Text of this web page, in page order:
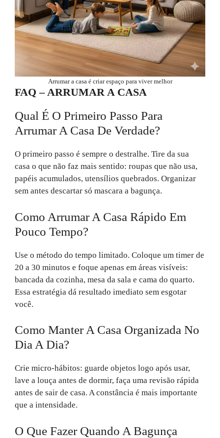
Arrumar a casa é criar espaço para viver melhor
FAQ – ARRUMAR A CASA
Qual É O Primeiro Passo Para
Arrumar A Casa De Verdade?
O primeiro passo é sempre o destralhe. Tire da sua
casa o que não faz mais sentido: roupas que não usa,
papéis acumulados, utensílios quebrados. Organizar
sem antes descartar só mascara a bagunça.
Como Arrumar A Casa Rápido Em
Pouco Tempo?
Use o método do tempo limitado. Coloque um timer de
20 a 30 minutos e foque apenas em áreas visíveis:
bancada da cozinha, mesa da sala e cama do quarto.
Essa estratégia dá resultado imediato sem esgotar
você.
Como Manter A Casa Organizada No
Dia A Dia?
Crie micro-hábitos: guarde objetos logo após usar,
lave a louça antes de dormir, faça uma revisão rápida
antes de sair de casa. A constância é mais importante
que a intensidade.
O Que Fazer Quando A Bagunça